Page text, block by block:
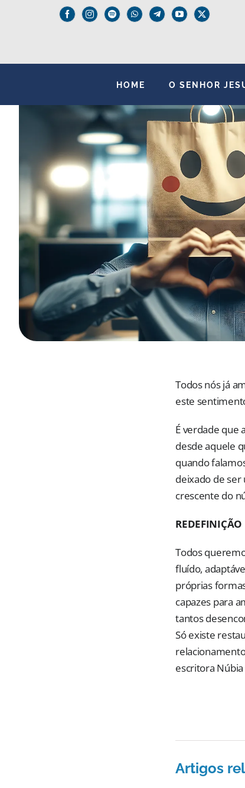
HOME O SENHOR
Todos nós já
este
É verdade que
desde aquele
quando
deixado de ser
crescente do
REDEFINIÇÃO
Todos
fluído,
próprias
capazes para
tantos
Só existe
escritora
Artigos